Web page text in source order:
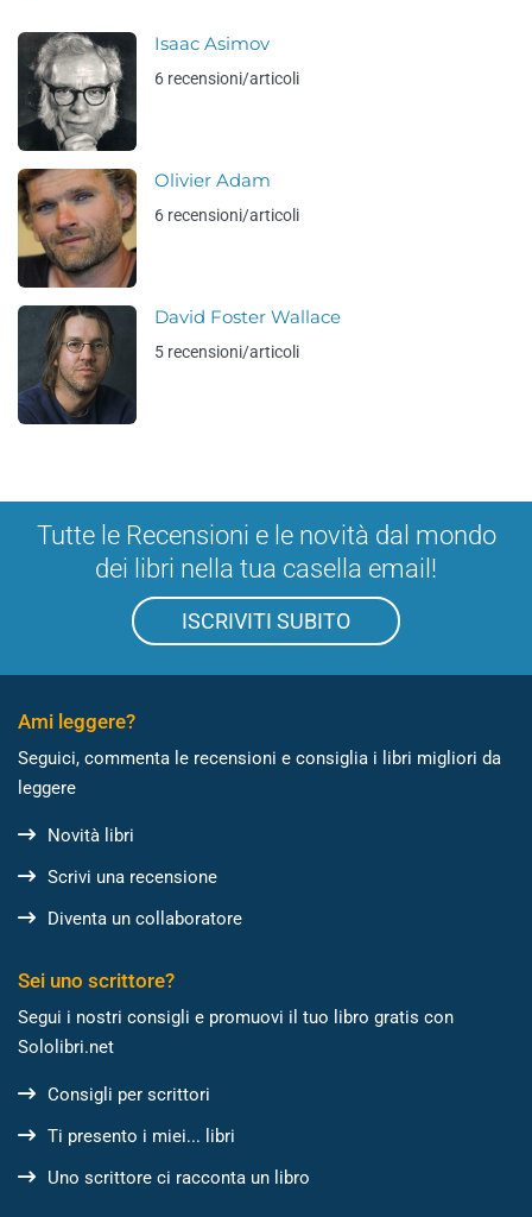
Isaac Asimov
6 recensioni/articoli
Olivier Adam
6 recensioni/articoli
David Foster Wallace
5 recensioni/articoli
Tutte le Recensioni e le novità dal mondo
dei libri nella tua casella email!
ISCRIVITI SUBITO
Ami leggere?
Seguici, commenta le recensioni e consiglia i libri migliori da
leggere
Novità libri
Scrivi una recensione
Diventa un collaboratore
Sei uno scrittore?
Segui i nostri consigli e promuovi il tuo libro gratis con
Sololibri.net
Consigli per scrittori
Ti presento i miei... libri
Uno scrittore ci racconta un libro